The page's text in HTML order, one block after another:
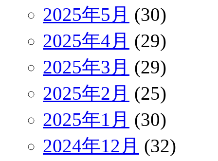
2025年5月 (30)
2025年4月 (29)
2025年3月 (29)
2025年2月 (25)
2025年1月 (30)
2024年12月 (32)